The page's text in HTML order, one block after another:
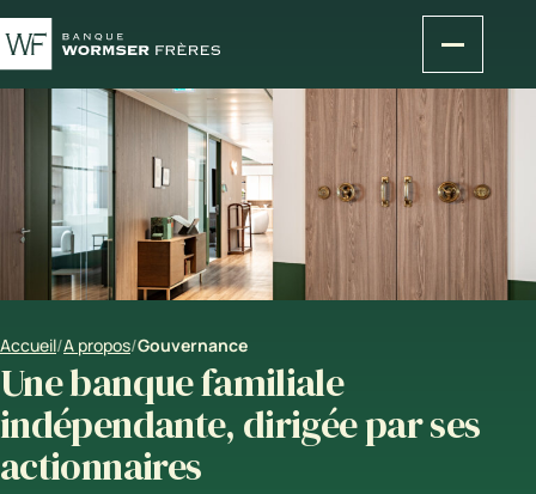
Accueil/A propos/Gouvernance
Une banque familiale
indépendante, dirigée par ses
actionnaires